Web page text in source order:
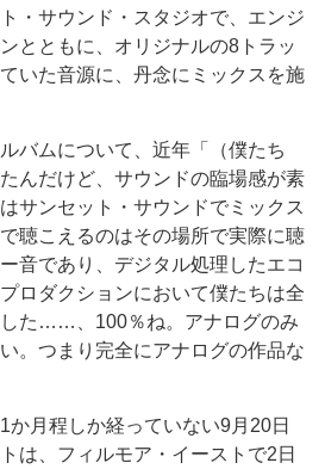
・サウンド・スタジオで、エンジ
とともに、オリジナルの8トラッ
いた音源に、丹念にミックスを施
バムについて、近年「（僕たち
んだけど、サウンドの臨場感が素
サンセット・サウンドでミックス
聴こえるのはその場所で実際に聴
音であり、デジタル処理したエコ
ロダクションにおいて僕たちは全
た……、100％ね。アナログのみ
。つまり完全にアナログの作品な
月程しか経っていない9月20日
は、フィルモア・イーストで2日